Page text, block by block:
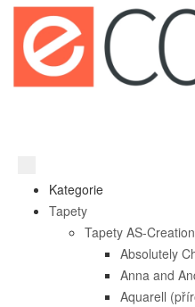
Kategorie
Tapety
Tapety AS-Creation
Absolutely
Anna and
Aquarell